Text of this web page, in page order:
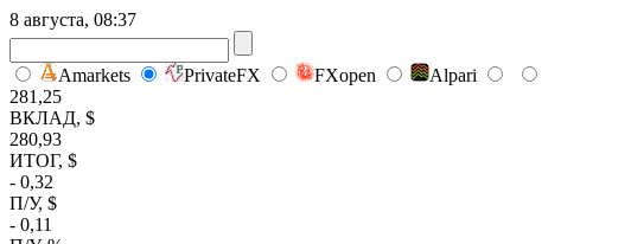
8 августа, 08:37
Amarkets PrivateFX FXopen
Alpari
281,25
ВКЛАД, $
280,93
ИТОГ, $
- 0,32
П/У, $
- 0,11